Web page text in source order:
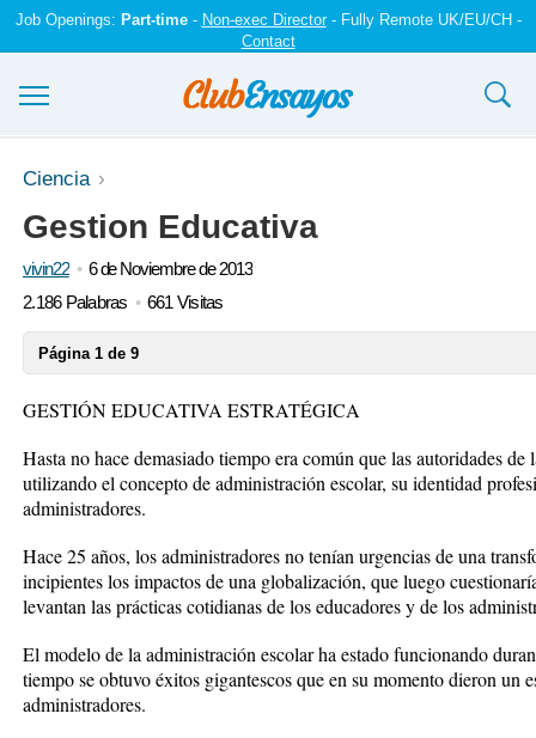
Job Openings: Part-time- Non-exec Director- Fully Remote UK/EU/CH -
Contact
Ensayos y trabajos
Registrarse
Iniciar sesión
Ciencia
Gestion Educativa
vivin22
6 de Noviembre de 2013
2.186 Palabras
661 Visitas
Página 1 de 9
GESTIÓN EDUCATIVA ESTRATÉGICA
Hasta no hace demasiado tiempo era común que las autoridades de
utilizando el concepto de administración escolar, su identidad
administradores.
Hace 25 años, los administradores no tenían urgencias de una
incipientes los impactos de una globalización, que luego
levantan las prácticas cotidianas de los educadores y de los
El modelo de la administración escolar ha estado funcionando
tiempo se obtuvo éxitos gigantescos que en su momento dieron un
administradores.